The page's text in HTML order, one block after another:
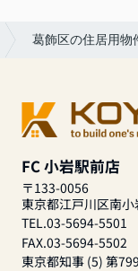
葛飾区の住居用物
FC 小岩駅前店
〒133-0056
東京都江戸川区南
TEL.03-5694-5501
FAX.03-5694-5502
東京都知事 (5) 第